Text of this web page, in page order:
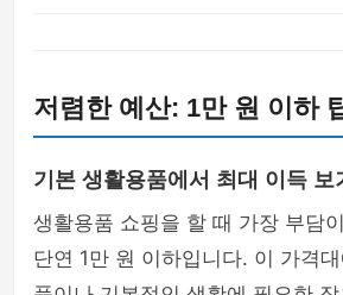
저렴한 예산: 1만 원 이하
기본 생활용품에서 최대 이득 보
생활용품 쇼핑을 할 때 가장 부담
단연 1만 원 이하입니다. 이 가격